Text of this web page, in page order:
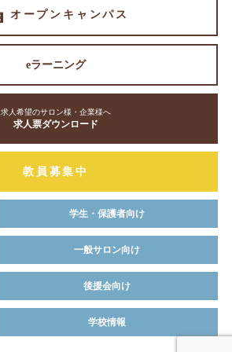
オープンキャンパス
eラーニング
求人希望のサロン様・企業様へ
求人票ダウンロード
教員募集中
学生・保護者向け
一般サロン向け
後援会向け
学校情報